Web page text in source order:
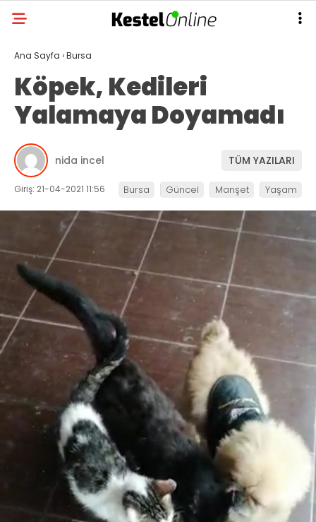
Ana Sayfa ›Bursa
Köpek, Kedileri
Yalamaya Doyamadı
nida incel TÜM YAZILARI
Giriş: 21-04-2021 11:56 Bursa Güncel Manşet Yaşam